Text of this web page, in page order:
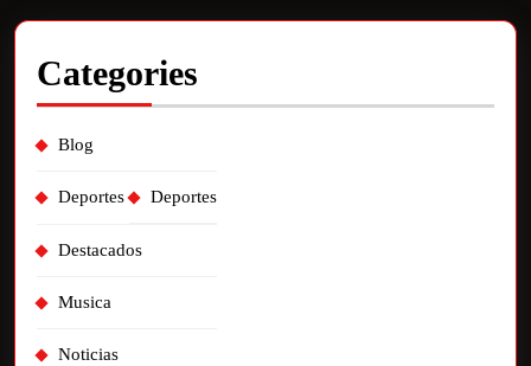
Categories
Blog
Deportes Deportes
Destacados
Musica
Noticias